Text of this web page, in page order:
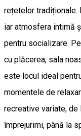
rețetelor tradiționale.
iar atmosfera intimă
pentru socializare.
cu plăcerea, sala
este locul ideal
momentele de
recreative variate,
împrejurimi, până la